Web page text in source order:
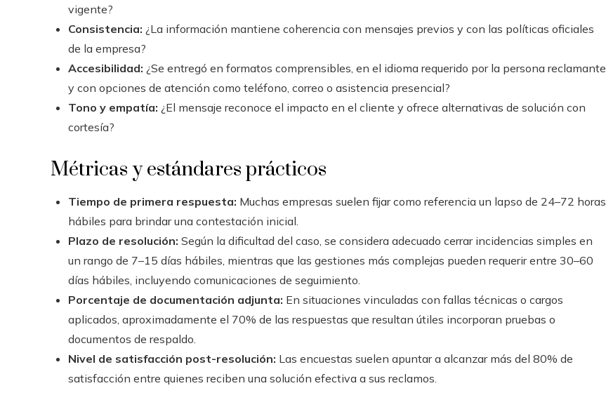
vigente?
Consistencia: ¿La información mantiene coherencia con mensajes previos y con las políticas oficiales
de la empresa?
Accesibilidad: ¿Se entregó en formatos comprensibles, en el idioma requerido por la persona reclamante
y con opciones de atención como teléfono, correo o asistencia presencial?
Tono y empatía: ¿El mensaje reconoce el impacto en el cliente y ofrece alternativas de solución con
cortesía?
Métricas y estándares prácticos
Tiempo de primera respuesta: Muchas empresas suelen fijar como referencia un lapso de 24–72 horas
hábiles para brindar una contestación inicial.
Plazo de resolución: Según la dificultad del caso, se considera adecuado cerrar incidencias simples en
un rango de 7–15 días hábiles, mientras que las gestiones más complejas pueden requerir entre 30–60
días hábiles, incluyendo comunicaciones de seguimiento.
Porcentaje de documentación adjunta: En situaciones vinculadas con fallas técnicas o cargos
aplicados, aproximadamente el 70% de las respuestas que resultan útiles incorporan pruebas o
documentos de respaldo.
Nivel de satisfacción post-resolución: Las encuestas suelen apuntar a alcanzar más del 80% de
satisfacción entre quienes reciben una solución efectiva a sus reclamos.